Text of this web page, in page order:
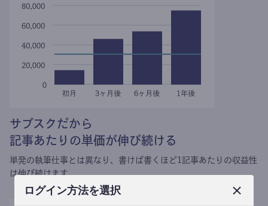
ログイン方法を選択
サブスクだから
記事あたりの単価が伸び続ける
単発の執筆仕事とは異なり、 書けば書くほど1記事あたりの収益性
は伸び続けます。